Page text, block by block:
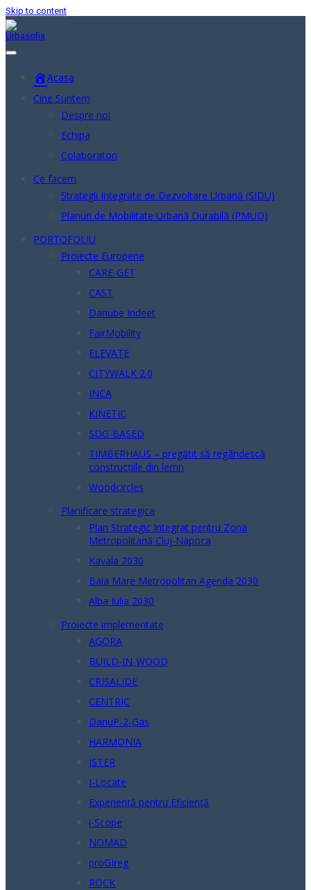
Skip to content
Acasa
Cine Suntem
Despre noi
Echipa
Colaboratori
Ce facem
Strategii Integrate de Dezvoltare Urbană (SIDU)
Planuri de Mobilitate Urbană Durabilă (PMUD)
PORTOFOLIU
Proiecte Europene
CARE-GET
CAST
Danube Indeet
FairMobility
ELEVATE
CITYWALK 2.0
INCA
KINETIC
SDG-BASED
TIMBERHAUS – pregătit să regândescă
construcțiile din lemn
Woodcircles
Planificare strategica
Plan Strategic Integrat pentru Zona
Metropolitană Cluj-Napoca
Kavala 2030
Baia Mare Metropolitan Agenda 2030
Alba Iulia 2030
Proiecte implementate
AGORA
BUILD-IN-WOOD
CRISALIDE
CENTRIC
DanuP-2-Gas
HARMONIA
ISTER
I-Locate
Experiență pentru Eficiență
i-Scope
NOMAD
proGIreg
ROCK